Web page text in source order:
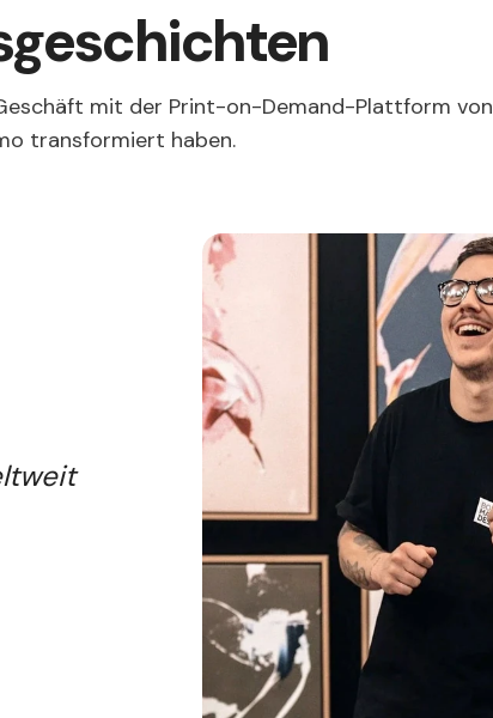
mit der Print-on-Demand-Plattform von
transformiert haben.